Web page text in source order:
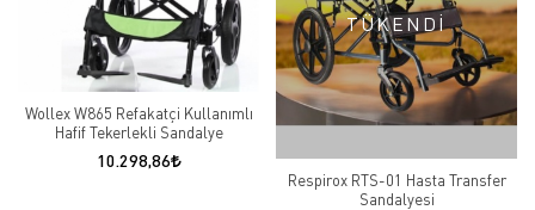
Wollex W865 Refakatçi Kullanımlı
Hafif Tekerlekli Sandalye
10.298,86
TÜKENDİ
Respirox RTS-01 Hasta Transfer
Sandalyesi